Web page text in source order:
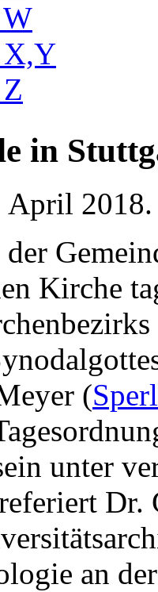
in
April 2018.
Kirche
(
unter
Dr.
an